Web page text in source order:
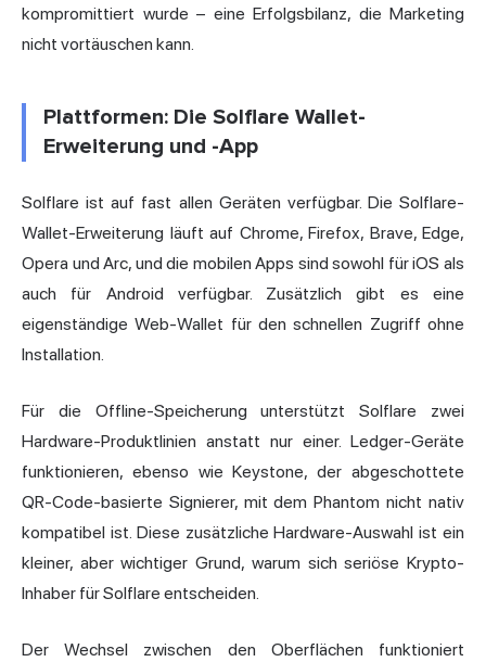
kompromittiert wurde – eine Erfolgsbilanz, die Marketing
nicht vortäuschen kann.
Plattformen: Die Solflare Wallet-
Erweiterung und -App
Solflare ist auf fast allen Geräten verfügbar. Die Solflare-
Wallet-Erweiterung läuft auf Chrome, Firefox, Brave, Edge,
Opera und Arc, und die mobilen Apps sind sowohl für iOS als
auch für Android verfügbar. Zusätzlich gibt es eine
eigenständige Web-Wallet für den schnellen Zugriff ohne
Installation.
Für die Offline-Speicherung unterstützt Solflare zwei
Hardware-Produktlinien anstatt nur einer. Ledger-Geräte
funktionieren, ebenso wie Keystone, der abgeschottete
QR-Code-basierte Signierer, mit dem Phantom nicht nativ
kompatibel ist. Diese zusätzliche Hardware-Auswahl ist ein
kleiner, aber wichtiger Grund, warum sich seriöse Krypto-
Inhaber für Solflare entscheiden.
Der Wechsel zwischen den Oberflächen funktioniert